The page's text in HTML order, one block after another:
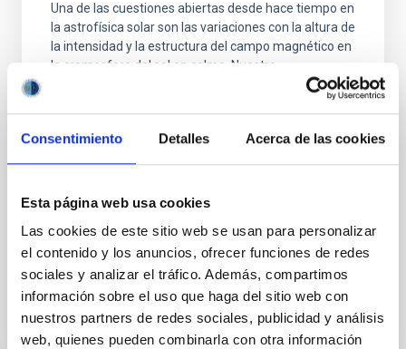
Consentimiento Detalles Acerca de las cookies
Esta página web usa cookies
Las cookies de este sitio web se usan para personalizar
el contenido y los anuncios, ofrecer funciones de redes
sociales y analizar el tráfico. Además, compartimos
información sobre el uso que haga del sitio web con
nuestros partners de redes sociales, publicidad y análisis
web, quienes pueden combinarla con otra información
Una de las cuestiones abiertas desde hace tiempo en
la astrofísica solar son las variaciones con la altura de
la intensidad y la estructura del campo magnético en
la cromosfera del sol en calma. Nuestro
conocimiento empírico a este respecto es todavía
vago a pesar de la valiosa información obtenida a
resolución de la atmósfera solar tomadas a varias
longitudes de onda en líneas espectrales intensas,
extienden por las celdas como una alfombra
encuentran
Fecha de publicación 01/01/2010